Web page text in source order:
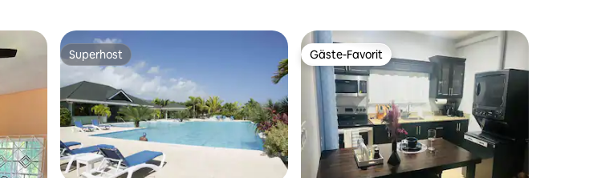
Superhost
Superhost Gäste-Favorit
Gäste-Favorit